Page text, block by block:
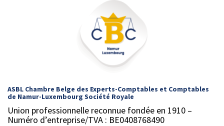
ASBL Chambre Belge des Experts-Comptables et Comptables
de Namur-Luxembourg Société Royale
Union professionnelle reconnue fondée en 1910 –
Numéro d’entreprise/TVA : BE0408768490